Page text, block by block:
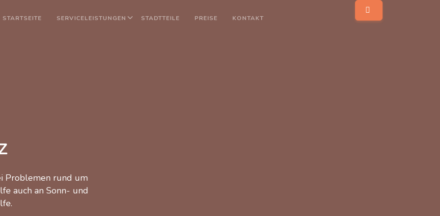
STARTSEITE SERVICELEISTUNGEN STADTTEILE PREISE KONTAKT
Problemen rund um
auch an Sonn- und